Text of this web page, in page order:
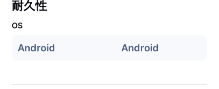
耐久性
OS
Android Android